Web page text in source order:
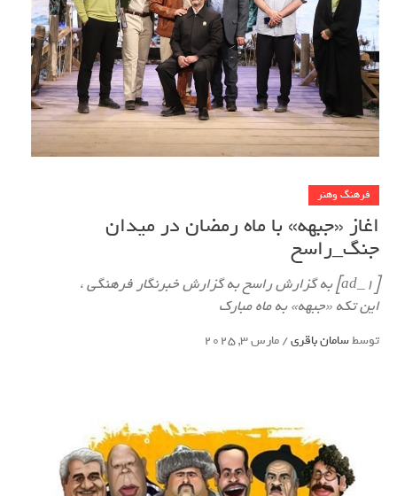
فرهنگ وهنر
اغاز «جبهه» با ماه رمضان در میدان
جنگ_راسخ
[ad_1] به گزارش راسخ به گزارش خبرنگار فرهنگی ،
این تکه «جبهه» به ماه مبارک
توسطسامان باقری/مارس 3, 2025